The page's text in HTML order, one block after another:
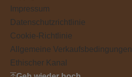
Impressum
Datenschutzrichtlinie
Cookie-Richtlinie
Allgemeine Verkaufsbedingungen
Ethischer Kanal